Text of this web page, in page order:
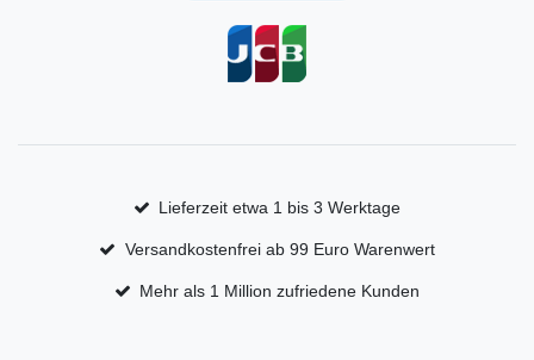
Lieferzeit etwa 1 bis 3 Werktage
Versandkostenfrei ab 99 Euro Warenwert
Mehr als 1 Million zufriedene Kunden